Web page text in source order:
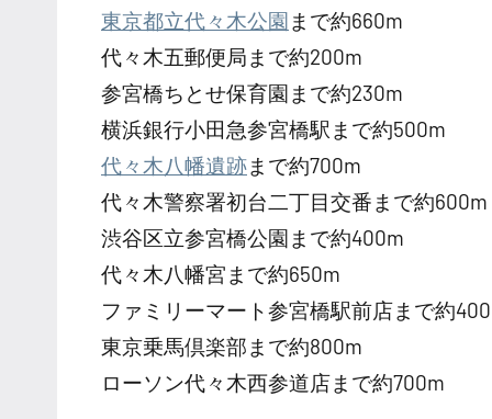
東京都立代々木公園 まで約660m
代々木五郵便局まで約200m
参宮橋ちとせ保育園まで約230m
横浜銀行小田急参宮橋駅まで約500m
代々木八幡遺跡まで約700m
代々木警察署初台二丁目交番まで約600m
渋谷区立参宮橋公園まで約400m
代々木八幡宮まで約650m
ファミリーマート参宮橋駅前店まで約
東京乗馬倶楽部まで約800m
ローソン代々木西参道店まで約700m